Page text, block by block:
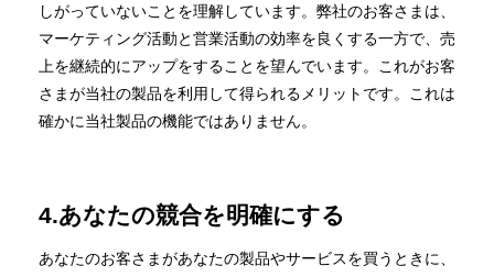
しがっていないことを理解しています。弊社のお客さまは、
マーケティング活動と営業活動の効率を良くする一方で、売
上を継続的にアップをすることを望んでいます。これがお客
さまが当社の製品を利用して得られるメリットです。これは
確かに当社製品の機能ではありません。
4.あなたの競合を明確にする
あなたのお客さまがあなたの製品やサービスを買うときに、